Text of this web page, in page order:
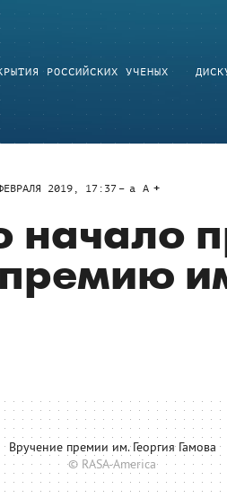
РОССИЙСКИХ УЧЕНЫХ
2019, 17:37 a A
начало
Вручение премии им. Георгия Гамова
© RASA-America